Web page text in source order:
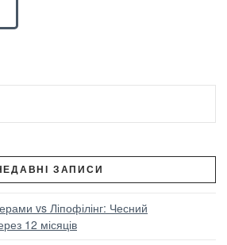
ЗАПИСИ
vs Ліпофілінг: Чесний
12 місяців